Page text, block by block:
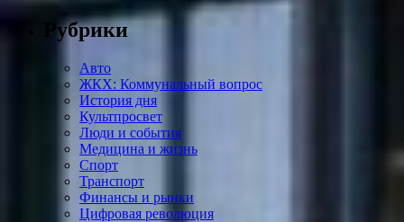
Рубрики
Авто
ЖКХ: Коммунальный вопрос
История дня
Культпросвет
Люди и события
Медицина и жизнь
Спорт
Транспорт
Финансы и рынки
Цифровая революция